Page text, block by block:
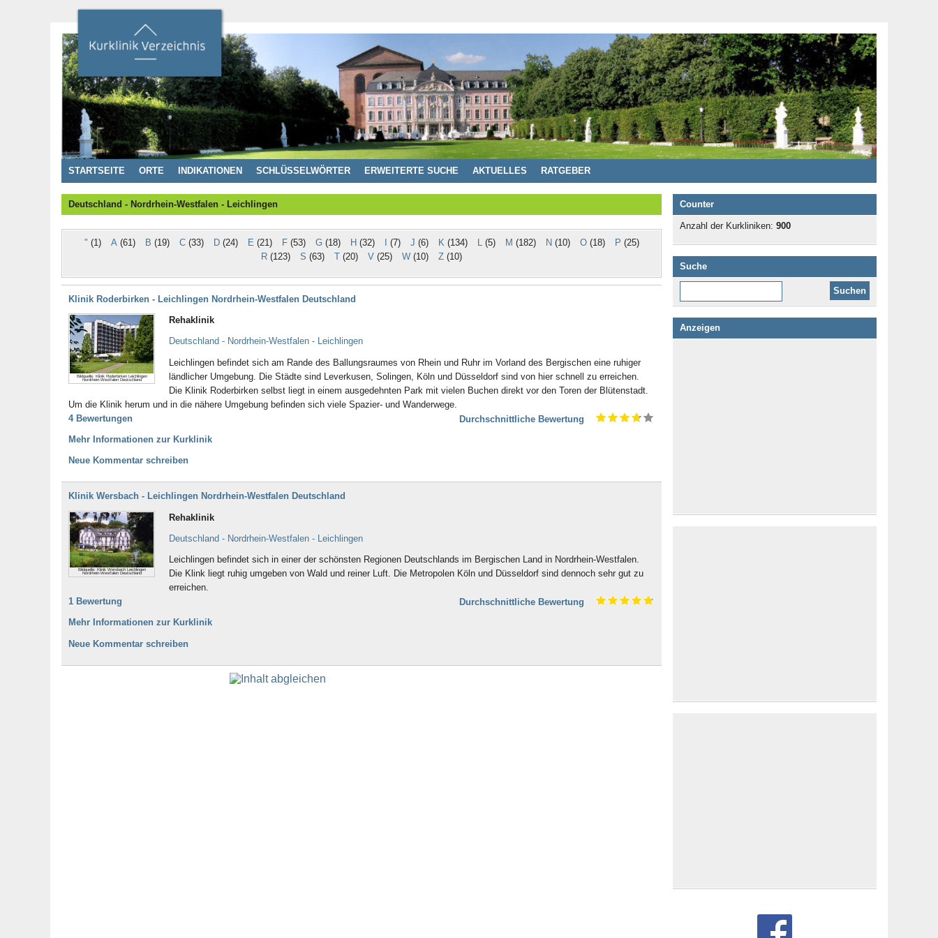
STARTSEITE ORTE INDIKATIONEN SCHLÜSSELWÖRTER ERWEITERTE SUCHE AKTUELLES RATGEBER
Deutschland - Nordrhein-Westfalen - Leichlingen
" (1) A(61) B (19) C(33) D(24) E (21) F(53) G(18) H (32) (7) J (6) K(134) L(5) M (182) N (10) O(18) P (25)
R (123) S (63) T (20) V (25) W (10) Z (10)
Klinik Roderbirken - Leichlingen Nordrhein-Westfalen Deutschland
Bildquelle: Klinik Roderbirken Leichlingen
Nordrhein-Westfalen Deutschland
Rehaklinik
Deutschland - Nordrhein-Westfalen - Leichlingen
Leichlingen befindet sich am Rande des Ballungsraumes von Rhein und Ruhr im Vorland des Bergischen eine ruhiger
ländlicher Umgebung. Die Städte sind Leverkusen, Solingen, Köln und Düsseldorf sind von hier schnell zu erreichen.
Die Klinik Roderbirken selbst liegt in einem ausgedehnten Park mit vielen Buchen direkt vor den Toren der Blütenstadt.
Um die Klinik herum und in die nähere Umgebung befinden sich viele Spazier- und Wanderwege.
4 Bewertungen
Durchschnittliche Bewertung
Mehr Informationen zur Kurklinik
Neue Kommentar schreiben
Klinik Wersbach - Leichlingen Nordrhein-Westfalen Deutschland
Bildquelle: Klinik Wersbach Leichlingen
Nordrhein-Westfalen Deutschland
Rehaklinik
Deutschland - Nordrhein-Westfalen - Leichlingen
Leichlingen befindet sich in einer der schönsten Regionen Deutschlands im Bergischen Land in Nordrhein-Westfalen.
Die Klink liegt ruhig umgeben von Wald und reiner Luft. Die Metropolen Köln und Düsseldorf sind dennoch sehr gut zu
erreichen.
1 Bewertung
Durchschnittliche Bewertung
Mehr Informationen zur Kurklinik
Neue Kommentar schreiben
Counter
Anzahl der Kurkliniken: 900
Suche
Anzeigen